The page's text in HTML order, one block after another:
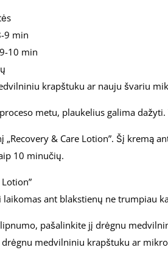
9 min
10 min
krapštuku ar nauju švariu
metu, plaukelius galima
„Recovery & Care Lotion”. Šį
10 minučių.
Lotion”
ant blakstienų ne trumpiau
pašalinkite jį drėgnu
medvilniniu krapštuku ar